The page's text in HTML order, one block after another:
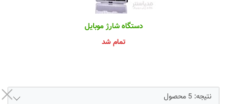
دستگاه شارژ موبایل
تمام شد
نتیجه: 5 محصول